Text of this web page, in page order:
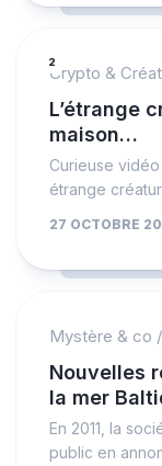
2
Crypto &
L’étrange
maison…
Curieuse
étrange
27 OCTOBRE
Mystère & co /
Nouvelles
la mer
En 2011, la
public en